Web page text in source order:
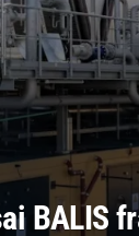
BALIS